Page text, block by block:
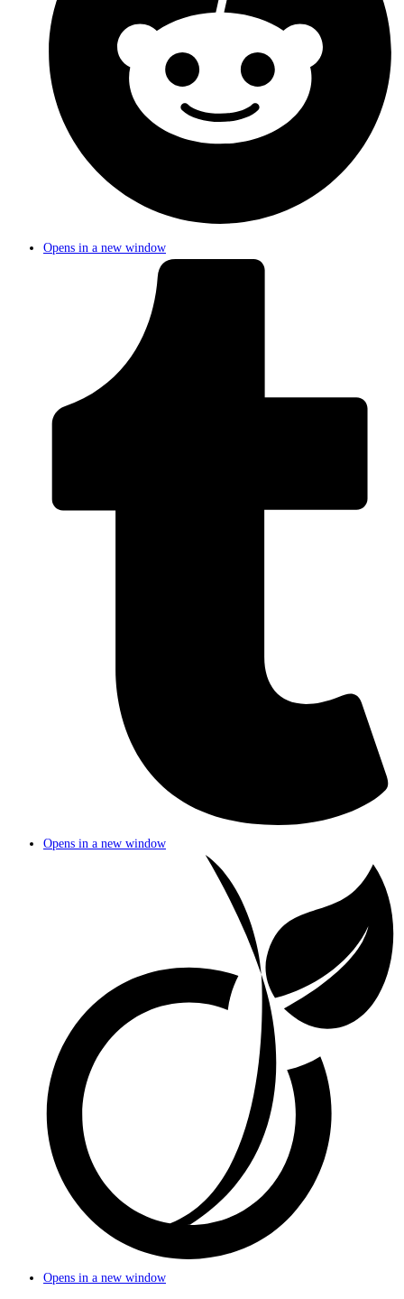
Opens in a new window
Opens in a new window
Opens in a new window